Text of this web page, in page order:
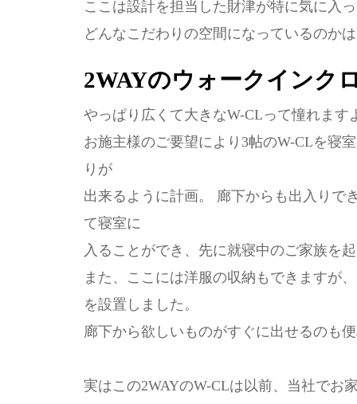
ここは設計を担当した財津が特に気に入
どんなこだわりの空間になっているのか
2WAYのウォークインク
やっぱり広くて大きなW-CLって憧れま
お施主様のご要望により3帖のW-CLを寝
りが
出来るように計画。 廊下からも出入りで
て寝室に
入ることができ、先に就寝中のご家族を
また、ここには洋服の収納もできますが
を設置しました。
廊下から欲しいものがすぐに出せるのも
実はこの2WAYのW-CLは以前、当社でお